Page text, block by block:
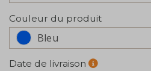
Couleur du produit
Bleu
Date de livraison